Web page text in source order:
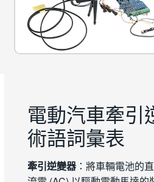
電動汽車牽引
術語詞彙表
牽引逆變器 ：將車輛電池的